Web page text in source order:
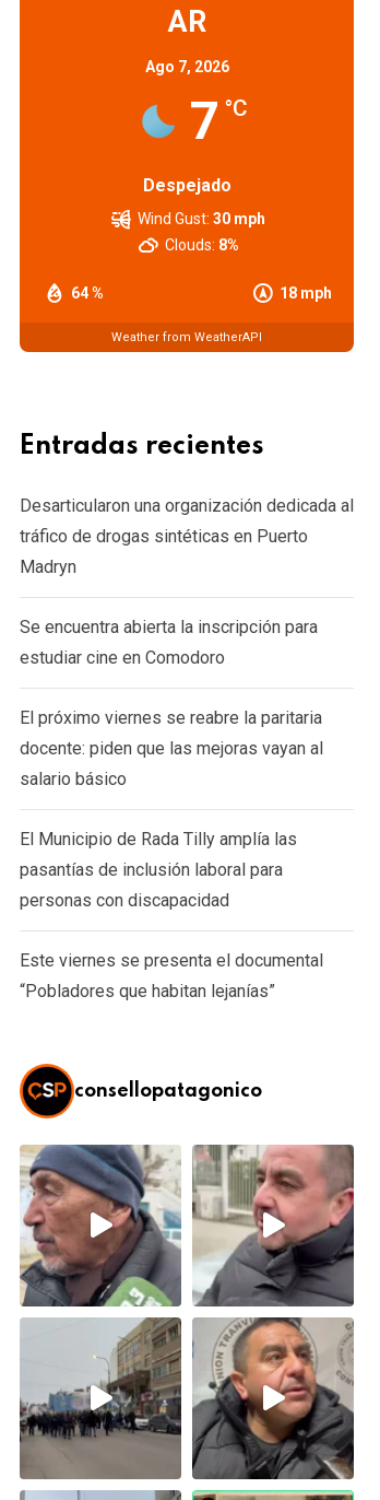
SOCIEDAD
AR
Ago 7, 2026
7 °C
Despejado
64 % 18 mph
Wind Gust: 30 mph
Clouds: 8%
Weather from WeatherAPI
Entradas recientes
Desarticularon una organización dedicada al
tráfico de drogas sintéticas en Puerto
Madryn
Se encuentra abierta la inscripción para
estudiar cine en Comodoro
El próximo viernes se reabre la paritaria
docente: piden que las mejoras vayan al
salario básico
El Municipio de Rada Tilly amplía las
pasantías de inclusión laboral para
personas con discapacidad
Este viernes se presenta el documental
“Pobladores que habitan lejanías”
consellopatagonico